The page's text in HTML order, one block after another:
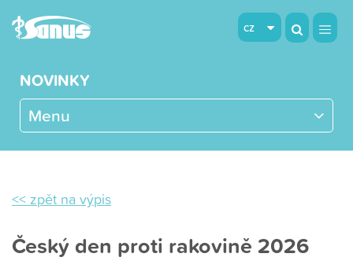
cz
NOVINKY
Menu
<< zpět na výpis
Český den proti rakovině 2026